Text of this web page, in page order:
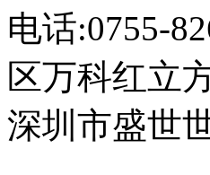
电话:0755-
区万科红立
深圳市盛世